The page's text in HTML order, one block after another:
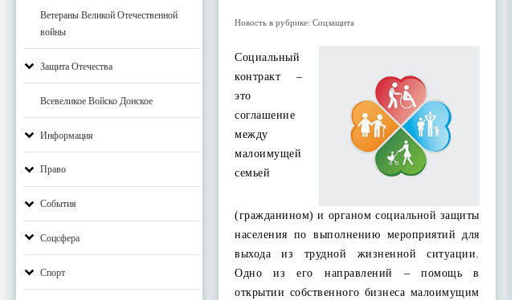
Ветераны Великой Отечественной
войны
Защита Отечества
Всевеликое Войско Донское
Информация
Право
События
Соцсфера
Спорт
Новость в рубрике:Соцзащита
Социальный
контракт –
это
соглашение
между
малоимущей
семьей
(гражданином) и органом социальной защиты
населения по выполнению мероприятий для
выхода из трудной жизненной ситуации.
Одно из его направлений – помощь в
открытии собственного бизнеса малоимущим